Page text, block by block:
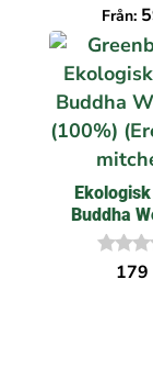
av 5
Från:
Buddha
179